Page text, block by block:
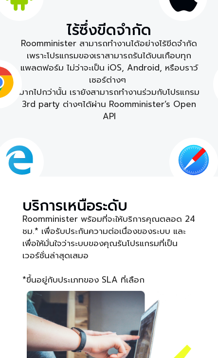
ไร้ซึ่งขีดจำกัด
Roomminister สามารถทำงานได้อย่างไร้ขีดจำกัด
เพราะโปรแกรมของเราสามารถรันได้บนเกือบทุก
แพลตฟอร์ม ไม่ว่าจะเป็น iOS, Android, หรือบราว์
เซอร์ต่างๆ
มากไปกว่านั้น เรายังสามารถทำงานร่วมกับโปรแกรม
3rd party ต่างๆได้ผ่าน Roomminister’s Open
API
บริการเหนือระดับ
Roomminister พร้อมที่จะให้บริการคุณตลอด 24
ชม.* เพื่อรับประกันความต่อเนื่องของระบบ และ
เพื่อให้มั่นใจว่าระบบของคุณรันโปรแกรมที่เป็น
เวอร์ชั่นล่าสุดเสมอ
*ขึ้นอยู่กับประเภทของ SLA ที่เลือก